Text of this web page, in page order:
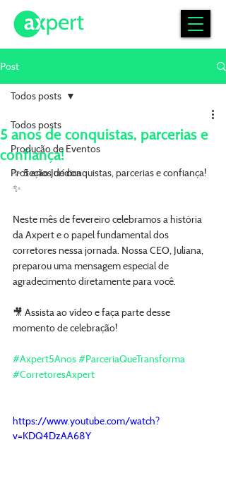
Post
Todos posts
Produção de Eventos
Proteção Jurídica
Todos posts
5 anos de conquistas, parcerias e
confiança!
✨ 5 anos de conquistas, parcerias e confiança!
✨
Neste mês de fevereiro celebramos a história
da Axpert e o papel fundamental dos
corretores nessa jornada. Nossa CEO, Juliana,
preparou uma mensagem especial de
agradecimento diretamente para você.
🎥 Assista ao vídeo e faça parte desse
momento de celebração!
#Axpert5Anos#ParceriaQueTransforma
#CorretoresAxpert
https://www.youtube.com/watch?
v=KDQ4DzAA68Y